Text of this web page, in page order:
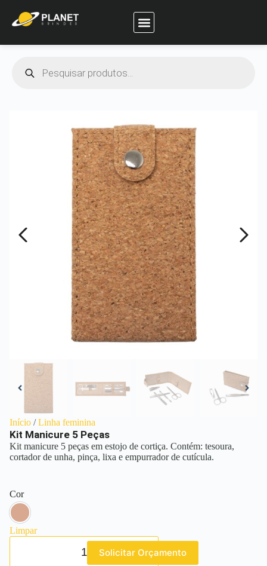
Início /Linha feminina
Kit Manicure 5 Peças
Kit manicure 5 peças em estojo de cortiça. Contém: tesoura,
cortador de unha, pinça, lixa e empurrador de cutícula.
Cor
Bege
Limpar
Solicitar Orçamento